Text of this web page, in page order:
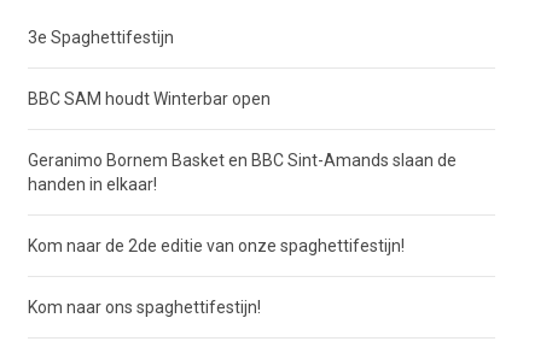
3e Spaghettifestijn
BBC SAM houdt Winterbar open
Geranimo Bornem Basket en BBC Sint-Amands slaan de
handen in elkaar!
Kom naar de 2de editie van onze spaghettifestijn!
Kom naar ons spaghettifestijn!